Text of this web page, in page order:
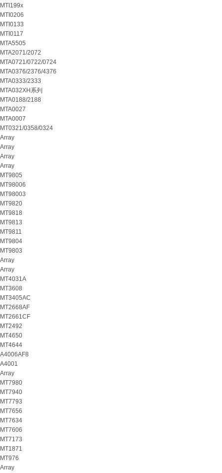
MTI199x
MTI0206
MTI0133
MTI0117
MTA5505
MTA2071/2072
MTA0721/0722/0724
MTA0376/2376/4376
MTA0333/2333
MTA032XH系列
MTA0188/2188
MTA0027
MTA0007
MT0321/0358/0324
Array
Array
Array
Array
MT9805
MT98006
MT98003
MT9820
MT9818
MT9813
MT9811
MT9804
MT9803
Array
Array
MT4031A
MT3608
MT3405AC
MT2668AF
MT2661CF
MT2492
MT4650
MT4644
A4006AF8
A4001
Array
MT7980
MT7940
MT7793
MT7656
MT7634
MT7606
MT7173
MT1871
MT976
Array